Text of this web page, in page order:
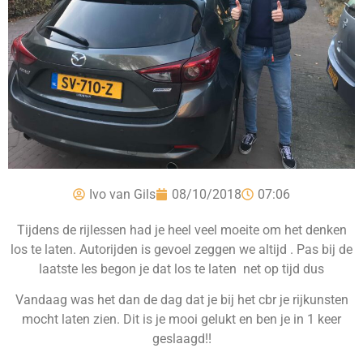
Ivo van Gils 08/10/2018 07:06
Tijdens de rijlessen had je heel veel moeite om het denken
los te laten. Autorijden is gevoel zeggen we altijd . Pas bij de
laatste les begon je dat los te laten net op tijd dus
Vandaag was het dan de dag dat je bij het cbr je rijkunsten
mocht laten zien. Dit is je mooi gelukt en ben je in 1 keer
geslaagd!!